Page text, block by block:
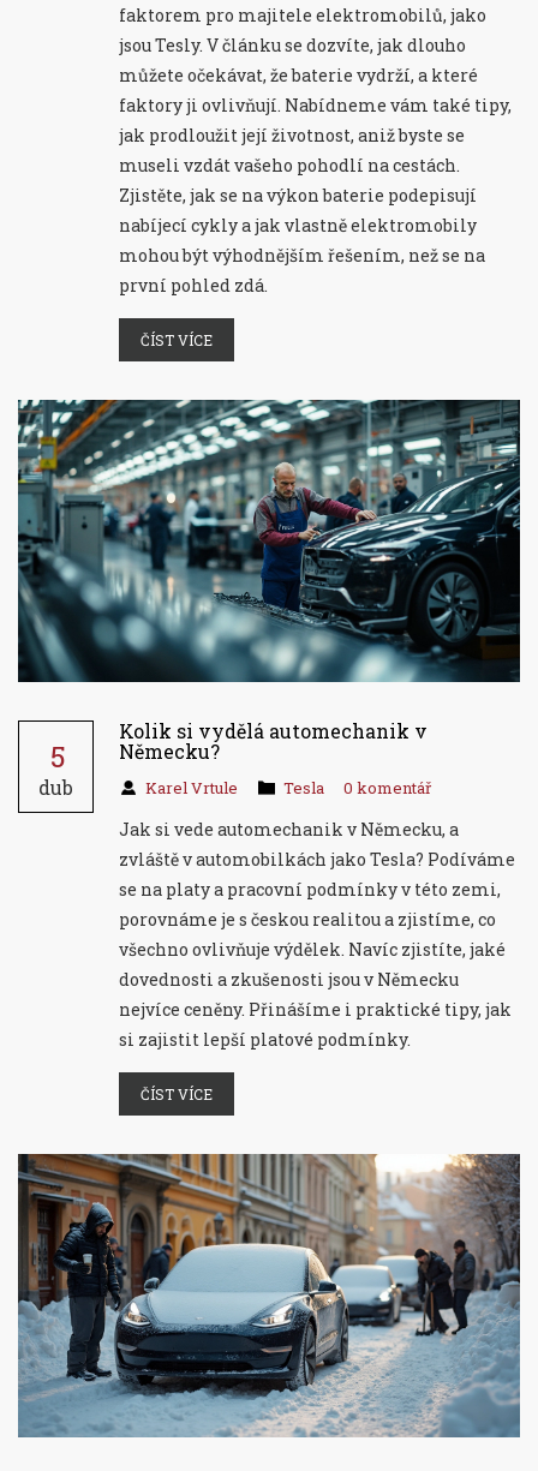
faktorem pro majitele elektromobilů, jako
jsou Tesly. V článku se dozvíte, jak dlouho
můžete očekávat, že baterie vydrží, a které
faktory ji ovlivňují. Nabídneme vám také tipy,
jak prodloužit její životnost, aniž byste se
museli vzdát vašeho pohodlí na cestách.
Zjistěte, jak se na výkon baterie podepisují
nabíjecí cykly a jak vlastně elektromobily
mohou být výhodnějším řešením, než se na
první pohled zdá.
ČÍST VÍCE
5
dub
Kolik si vydělá automechanik v
Německu?
Karel Vrtule Tesla 0 komentář
Jak si vede automechanik v Německu, a
zvláště v automobilkách jako Tesla? Podíváme
se na platy a pracovní podmínky v této zemi,
porovnáme je s českou realitou a zjistíme, co
všechno ovlivňuje výdělek. Navíc zjistíte, jaké
dovednosti a zkušenosti jsou v Německu
nejvíce ceněny. Přinášíme i praktické tipy, jak
si zajistit lepší platové podmínky.
ČÍST VÍCE